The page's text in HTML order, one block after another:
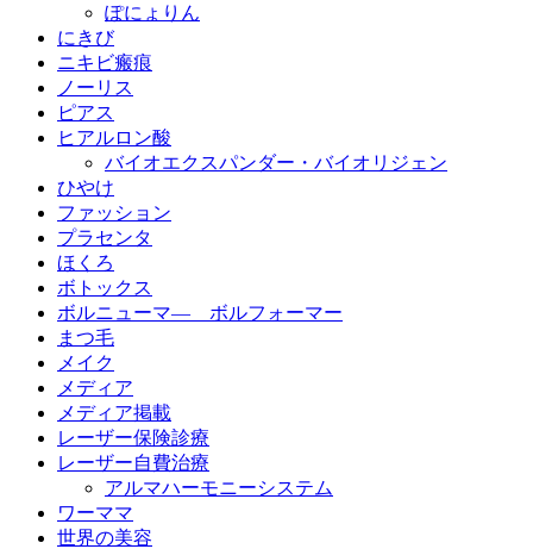
ぽにょりん
にきび
ニキビ瘢痕
ノーリス
ピアス
ヒアルロン酸
バイオエクスパンダー・バイオリジェン
ひやけ
ファッション
プラセンタ
ほくろ
ボトックス
ボルニューマ― ボルフォーマー
まつ毛
メイク
メディア
メディア掲載
レーザー保険診療
レーザー自費治療
アルマハーモニーシステム
ワーママ
世界の美容